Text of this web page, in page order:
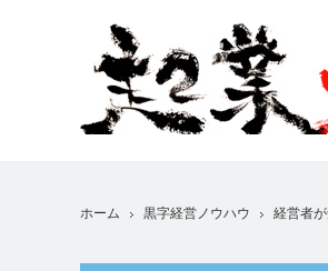
ホーム 黒字経営ノウハウ 経営者